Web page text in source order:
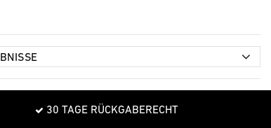
30 TAGE RÜCKGABERECHT